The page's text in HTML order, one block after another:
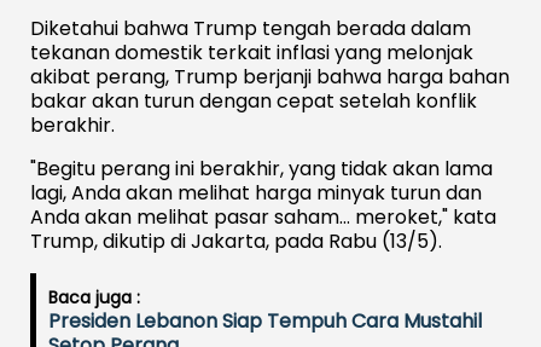
Diketahui bahwa Trump tengah berada dalam
tekanan domestik terkait inflasi yang melonjak
akibat perang, Trump berjanji bahwa harga bahan
bakar akan turun dengan cepat setelah konflik
berakhir.
"Begitu perang ini berakhir, yang tidak akan lama
lagi, Anda akan melihat harga minyak turun dan
Anda akan melihat pasar saham… meroket," kata
Trump, dikutip di Jakarta, pada Rabu (13/5).
Baca juga :
Presiden Lebanon Siap Tempuh Cara Mustahil